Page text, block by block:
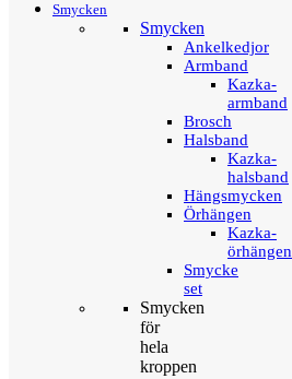
Smycken
Smycken
Ankelkedjor
Armband
Kazka-
armband
Brosch
Halsband
Kazka-
halsband
Hängsmycken
Örhängen
Kazka-
örhängen
Smycke
set
Smycken
för
hela
kroppen